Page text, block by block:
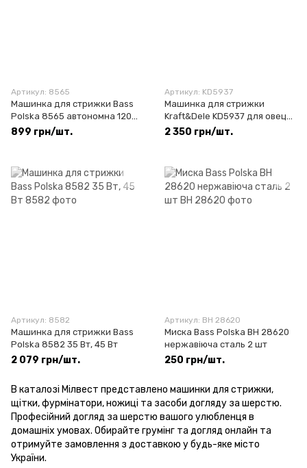
Артикул: 8565
Машинка для стрижки Bass
Polska 8565 автономна 120
хв
899 грн/шт.
Артикул: KD5937
Машинка для стрижки
Kraft&Dele KD5937 для овець
кіз лам альпак
2 350 грн/шт.
Артикул: 8582
Машинка для стрижки Bass
Polska 8582 35 Вт, 45 Вт
2 079 грн/шт.
Артикул: BH 28620
Миска Bass Polska BH 28620
нержавіюча сталь 2 шт
250 грн/шт.
В каталозі Мілвест представлено машинки для стрижки,
щітки, фурмінатори, ножиці та засоби догляду за шерстю.
Професійний догляд за шерстю вашого улюбленця в
домашніх умовах. Обирайте грумінг та догляд онлайн та
отримуйте замовлення з доставкою у будь-яке місто
України.